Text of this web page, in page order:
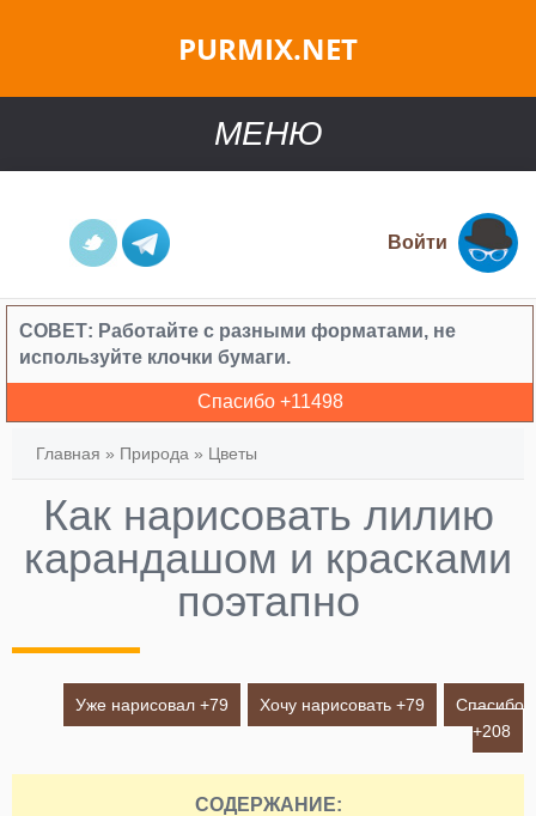
PURMIX.NET
МЕНЮ
Войти
СОВЕТ: Работайте с разными форматами, не
используйте клочки бумаги.
Спасибо +11498
Главная » Природа » Цветы
Как нарисовать лилию
карандашом и красками
поэтапно
Уже нарисовал +79 Хочу нарисовать +79
Спасибо
+208
СОДЕРЖАНИЕ: